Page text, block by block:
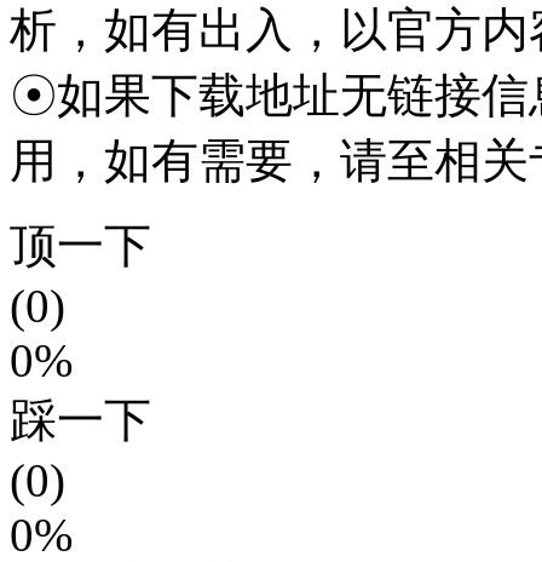
析，如有出入，以官方
☉如果下载地址无链接信
用，如有需要，请至相
顶一下
(0)
0%
踩一下
(0)
0%